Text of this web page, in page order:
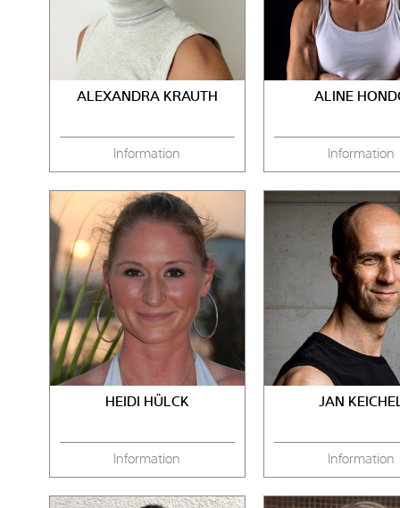
ALEXANDRA KRAUTH
Information
ALINE
Information
HEIDI HÜLCK
Information
JAN
Information